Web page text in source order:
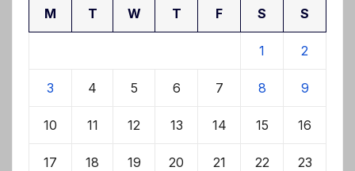
M T W T F S S
1 2
3 4 5 6 7 8 9
10 11 12 13 14 15 16
17 18 19 20 21 22 23